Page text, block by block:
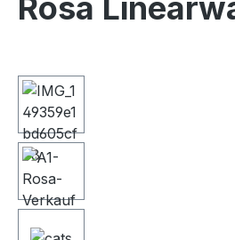
Rosa
Bildergalerie überspringen